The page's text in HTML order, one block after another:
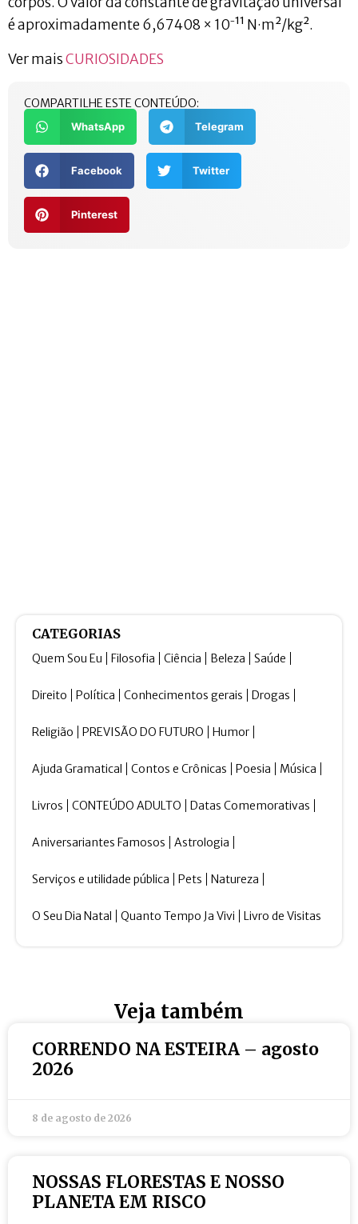
é aproximadamente 6,67408 × 10⁻¹¹ N·m²/kg².
Ver maisCURIOSIDADES
COMPARTILHE ESTE CONTEÚDO:
WhatsApp Telegram
Facebook Twitter
Pinterest
CATEGORIAS
Quem Sou Eu Filosofia Ciência Beleza Saúde
Direito Política Conhecimentos gerais Drogas
Religião PREVISÃO DO FUTURO Humor
Ajuda Gramatical Contos e Crônicas Poesia Música
Livros CONTEÚDO ADULTO Datas Comemorativas
Aniversariantes Famosos Astrologia
Serviços e utilidade pública Pets Natureza
O Seu Dia Natal Quanto Tempo Ja Vivi Livro de Visitas
Veja também
CORRENDO NA ESTEIRA – agosto
2026
8 de agosto de 2026
NOSSAS FLORESTAS E NOSSO
PLANETA EM RISCO